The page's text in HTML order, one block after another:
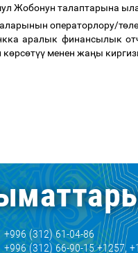
Жобонун талаптарына
операторлору/төл
аралык финансылык
көрсөтүү менен жаңы
+996 (312) 61-04-86
+996 (312) 66-90-15 +1257,